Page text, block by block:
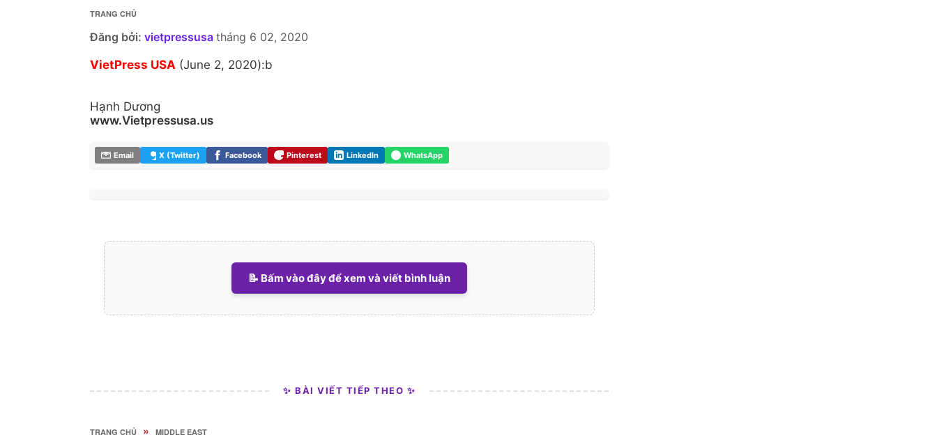
TRANG CHỦ
Đăng bởi: vietpressusa tháng 6 02, 2020
VietPress USA (June 2, 2020):b
Hạnh Dương
www.Vietpressusa.us
Email X (Twitter) Facebook Pinterest LinkedIn WhatsApp
📝 Bấm vào đây để xem và viết bình luận
✨ BÀI VIẾT TIẾP THEO ✨
TRANG CHỦ » MIDDLE EAST